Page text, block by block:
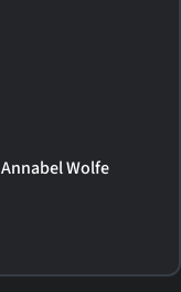
Annabel Wolfe